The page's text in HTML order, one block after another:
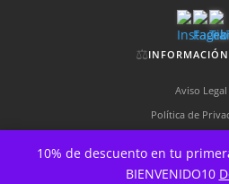
10% de descuento en tu
BIENVENIDO10
⚖️
Aviso Legal
Política de
Términos y